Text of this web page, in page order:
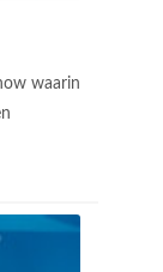
waarin